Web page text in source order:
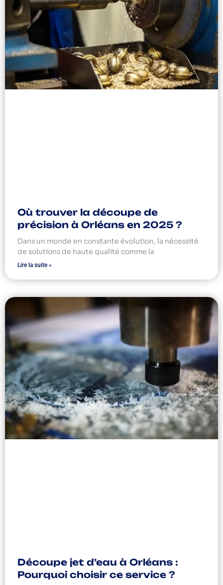
Où trouver la découpe de
précision à Orléans en 2025 ?
Dans un monde en constante évolution, la nécessité
de solutions de haute qualité comme la
Lire la suite »
Découpe jet d’eau à Orléans :
Pourquoi choisir ce service ?